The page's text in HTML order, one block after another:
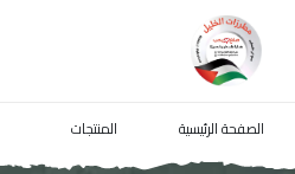
الصفحة الرئيسية المنتجات